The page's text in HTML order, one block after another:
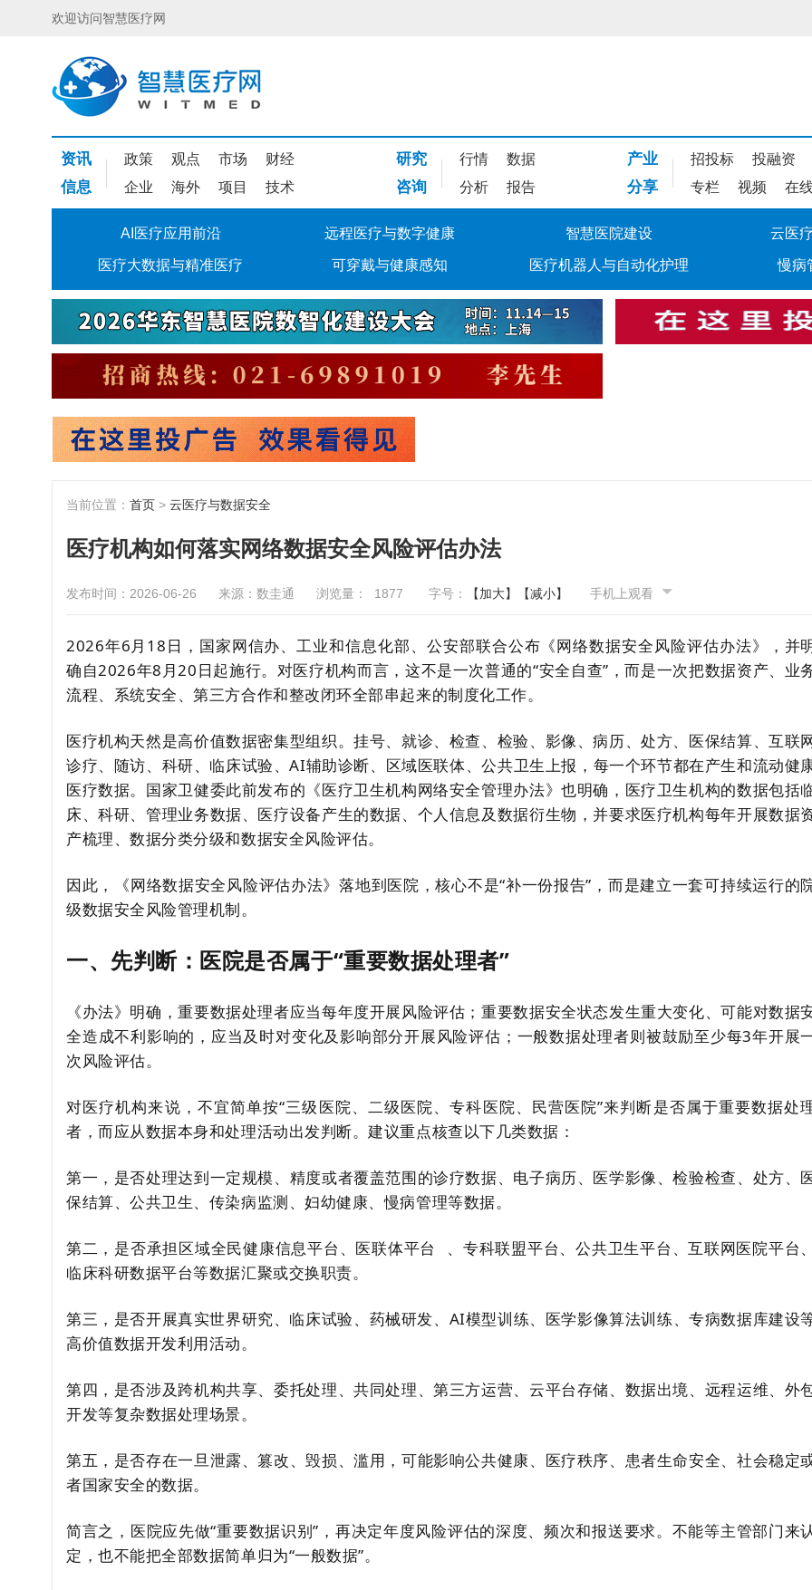
欢迎访问智慧医疗网
资讯 政策 观点 市场 财经
信息 企业 海外 项目 技术
研究 行情 数据
咨询 分析 报告
产业 招投标 投融资
分享 专栏 视频 在
AI医疗应用前沿 远程医疗与数字健康 智慧医院建设 云医
医疗大数据与精准医疗 可穿戴与健康感知 医疗机器人与自动化护理 慢病
当前位置： 首页 > 云医疗与数据安全
医疗机构如何落实网络数据安全风险评估办法
发布时间：2026-06-26 来源：数圭通 浏览量： 1877 字号： 【加大】 【减小】 手机上观看
2026年6月18日，国家网信办、工业和信息化部、公安部联合公布《网络数据安全风险评估办法》，并
确自2026年8月20日起施行。对医疗机构而言，这不是一次普通的“安全自查”，而是一次把数据资产、业
流程、系统安全、第三方合作和整改闭环全部串起来的制度化工作。
医疗机构天然是高价值数据密集型组织。挂号、就诊、检查、检验、影像、病历、处方、医保结算、互联
诊疗、随访、科研、临床试验、AI辅助诊断、区域医联体、公共卫生上报，每一个环节都在产生和流动健
医疗数据。国家卫健委此前发布的《医疗卫生机构网络安全管理办法》也明确，医疗卫生机构的数据包括
床、科研、管理业务数据、医疗设备产生的数据、个人信息及数据衍生物，并要求医疗机构每年开展数据
产梳理、数据分类分级和数据安全风险评估。
因此，《网络数据安全风险评估办法》落地到医院，核心不是“补一份报告”，而是建立一套可持续运行的
级数据安全风险管理机制。
一、先判断：医院是否属于“重要数据处理者”
《办法》明确，重要数据处理者应当每年度开展风险评估；重要数据安全状态发生重大变化、可能对数据
全造成不利影响的，应当及时对变化及影响部分开展风险评估；一般数据处理者则被鼓励至少每3年开展
次风险评估。
对医疗机构来说，不宜简单按“三级医院、二级医院、专科医院、民营医院”来判断是否属于重要数据处
者，而应从数据本身和处理活动出发判断。建议重点核查以下几类数据：
第一，是否处理达到一定规模、精度或者覆盖范围的诊疗数据、电子病历、医学影像、检验检查、处方、
保结算、公共卫生、传染病监测、妇幼健康、慢病管理等数据。
第二，是否承担区域全民健康信息平台、 医联体平台
、专科联盟平台、公共卫生平台、互联网医院平台、
临床科研数据平台等数据汇聚或交换职责。
第三，是否开展真实世界研究、临床试验、药械研发、AI模型训练、医学影像算法训练、专病数据库建设
高价值数据开发利用活动。
第四，是否涉及跨机构共享、委托处理、共同处理、第三方运营、云平台存储、数据出境、远程运维、外
开发等复杂数据处理场景。
第五，是否存在一旦泄露、篡改、毁损、滥用，可能影响公共健康、医疗秩序、患者生命安全、社会稳定
者国家安全的数据。
简言之，医院应先做“重要数据识别”，再决定年度风险评估的深度、频次和报送要求。不能等主管部门来
定，也不能把全部数据简单归为“一般数据”。